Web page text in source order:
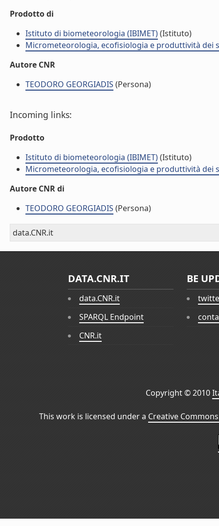
Prodotto di
Istituto di biometeorologia (IBIMET)(Istituto)
Micrometeorologia, ecofisiologia e produttività dei
Autore CNR
TEODORO GEORGIADIS (Persona)
Incoming links:
Prodotto
Istituto di biometeorologia (IBIMET)(Istituto)
Micrometeorologia, ecofisiologia e produttività dei
Autore CNR di
TEODORO GEORGIADIS (Persona)
data.CNR.it
DATA.CNR.IT
data.CNR.it
SPARQL Endpoint
CNR.it
BE
Copyright © 2010
This work is licensed under a Creative